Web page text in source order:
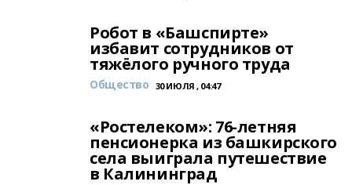
Робот в «Башспирте»
избавит сотрудников от
тяжёлого ручного труда
Общество 30 ИЮЛЯ , 04:47
«Ростелеком»: 76-летняя
пенсионерка из башкирского
села выиграла путешествие
в Калининград